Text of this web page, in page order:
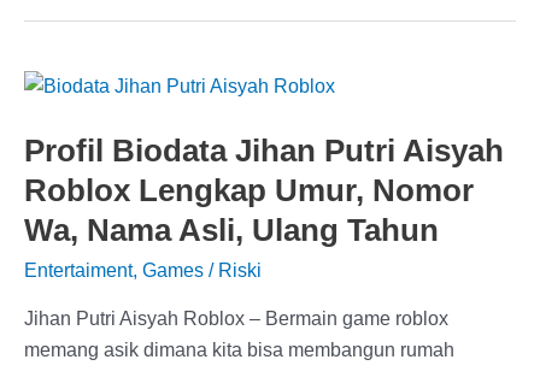
ID
Mewah
Merah
Putih
di
Sakura
School
Simulator
Profil Biodata Jihan Putri Aisyah
Roblox Lengkap Umur, Nomor
Wa, Nama Asli, Ulang Tahun
Entertaiment, Games / Riski
Jihan Putri Aisyah Roblox – Bermain game roblox
memang asik dimana kita bisa membangun rumah